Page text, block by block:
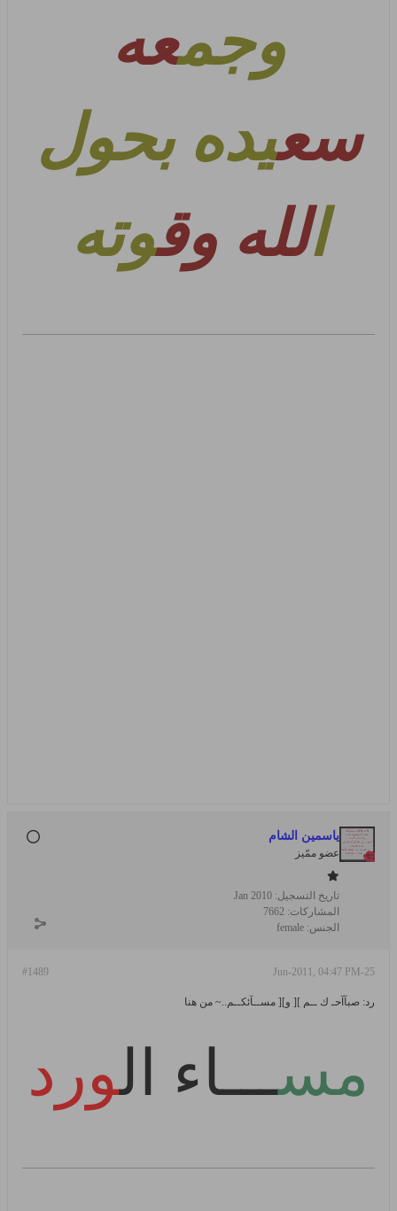
وجمعه
سعيده بحول
الله وقوته
ياسمين الشام
عضو ممّيز
تاريخ التسجيل: Jan 2010
المشاركات: 7662
الجنس: female
#1489 25-Jun-2011, 04:47 PM
رد: صبآآحـ ك ــم ][ و][ مســآئكــم..~ من هنا
مســـاء الورد